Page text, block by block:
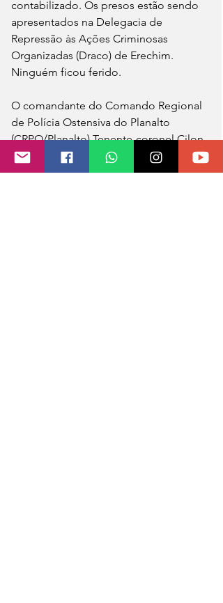
contabilizado. Os presos estão sendo
apresentados na Delegacia de
Repressão às Ações Criminosas
Organizadas (Draco) de Erechim.
Ninguém ficou ferido.
O comandante do Comando Regional
de Polícia Ostensiva do Planalto
(CRPO/Planalto),Tenente-coronel Cilon
Freitas da Silva, avalia como positiva a
ação da Brigada Militar que resultou